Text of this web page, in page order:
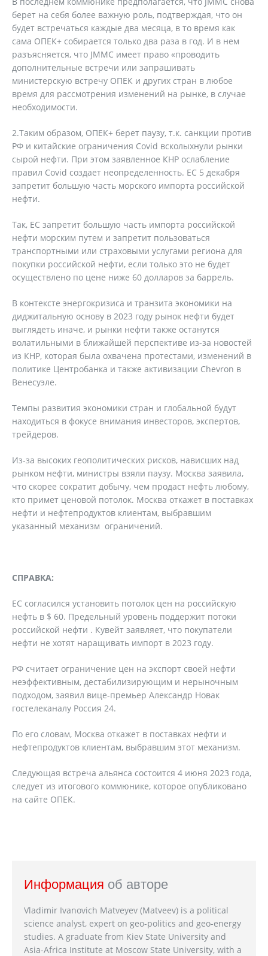
берет на себя более важную роль, подтверждая, что он
будет встречаться каждые два месяца, в то время как
сама ОПЕК+ собирается только два раза в год. И в нем
разъясняется, что JMMC имеет право «проводить
дополнительные встречи или запрашивать
министерскую встречу ОПЕК и других стран в любое
время для рассмотрения изменений на рынке, в случае
необходимости.
2.Таким образом, ОПЕК+ берет паузу, т.к. санкции против
РФ и китайские ограничения Covid всколыхнули рынки
сырой нефти. При этом заявленное КНР ослабление
правил Covid создает неопределенность. ЕС 5 декабря
запретит большую часть морского импорта российской
нефти.
Так, ЕС запретит большую часть импорта российской
нефти морским путем и запретит пользоваться
транспортными или страховыми услугами региона для
покупки российской нефти, если только это не будет
осуществлено по цене ниже 60 долларов за баррель.
В контексте энергокризиса и транзита экономики на
диджитальную основу в 2023 году рынок нефти будет
выглядеть иначе, и рынки нефти также останутся
волатильными в ближайшей перспективе из-за новостей
из КНР, которая была охвачена протестами, изменений в
политике Центробанка и также активизации Chеvron в
Венесуэле.
Темпы развития экономики стран и глобальной будут
находиться в фокусе внимания инвесторов, экспертов,
трейдеров.
Из-за высоких геополитических рисков, нависших над
рынком нефти, министры взяли паузу. Москва заявила,
что скорее сократит добычу, чем продаст нефть любому,
кто примет ценовой потолок. Москва откажет в поставках
нефти и нефтепродуктов клиентам, выбравшим
указанный механизм ограничений.
СПРАВКА:
ЕС согласился установить потолок цен на российскую
нефть в $ 60. Предельный уровень поддержит потоки
российской нефти . Кувейт заявляет, что покупатели
нефти не хотят наращивать импорт в 2023 году.
РФ считает ограничение цен на экспорт своей нефти
неэффективным, дестабилизирующим и нерыночным
подходом, заявил вице-премьер Александр Новак
гостелеканалу Россия 24.
По его словам, Москва откажет в поставках нефти и
нефтепродуктов клиентам, выбравшим этот механизм.
Следующая встреча альянса состоится 4 июня 2023 года,
следует из итогового коммюнике, которое опубликовано
на сайте ОПЕК.
Информация об авторе
Vladimir Ivanovich Matveyev (Matveev) is a political
science analyst, expert on geo-politics and geo-energy
studies. A graduate from Kiev State University and
Asia-Africa Institute at Moscow State University, with a